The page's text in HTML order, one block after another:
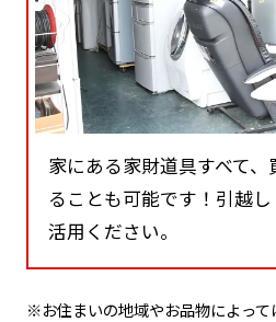
家にある家財道具すべて
ることも可能です！引越
活用ください。
※お住まいの地域やお品物によっ